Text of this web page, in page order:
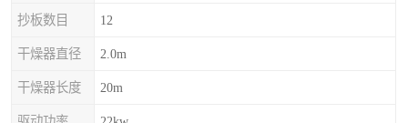
抄板数目 12
干燥器直径 2.0m
干燥器长度 20m